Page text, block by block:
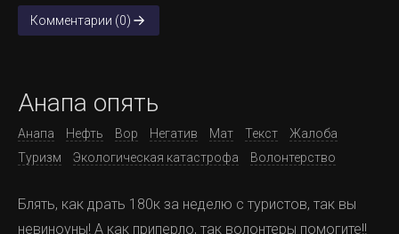
Комментарии (0)
Анапа опять
Анапа Нефть Вор Негатив Мат Текст
Жалоба
Туризм
Экологическая катастрофа Волонтерство
Блять, как драть 180к за неделю с туристов, так вы
невиноуны! А как приперло, так волонтеры помогите!!